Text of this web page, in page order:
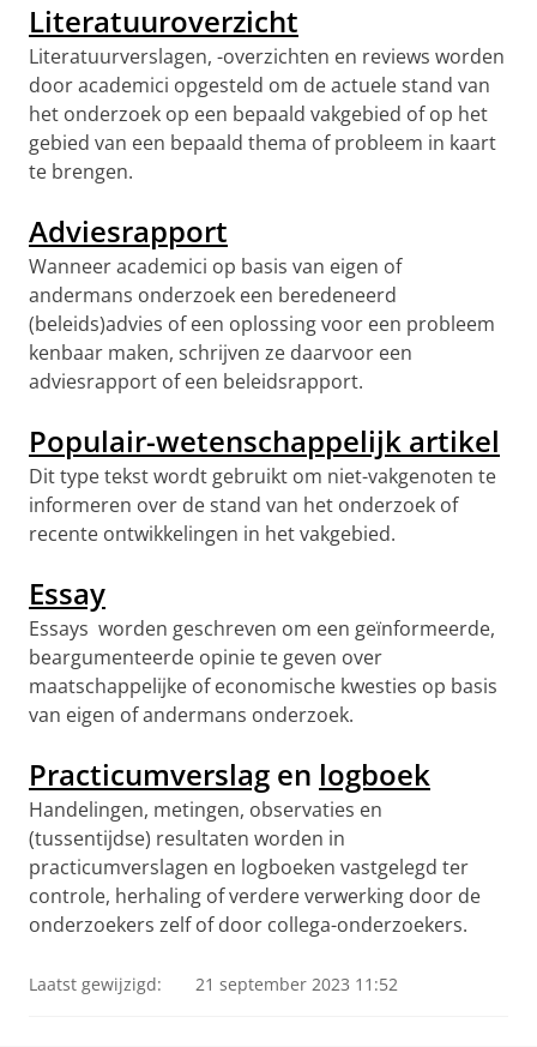
Literatuuroverzicht
Literatuurverslagen, -overzichten en reviews worden
door academici opgesteld om de actuele stand van
het onderzoek op een bepaald vakgebied of op het
gebied van een bepaald thema of probleem in kaart
te brengen.
Adviesrapport
Wanneer academici op basis van eigen of
andermans onderzoek een beredeneerd
(beleids)advies of een oplossing voor een probleem
kenbaar maken, schrijven ze daarvoor een
adviesrapport of een beleidsrapport.
Populair-wetenschappelijk artikel
Dit type tekst wordt gebruikt om niet-vakgenoten te
informeren over de stand van het onderzoek of
recente ontwikkelingen in het vakgebied.
Essay
Essays worden geschreven om een geïnformeerde,
beargumenteerde opinie te geven over
maatschappelijke of economische kwesties op basis
van eigen of andermans onderzoek.
Practicumverslag en logboek
Handelingen, metingen, observaties en
(tussentijdse) resultaten worden in
practicumverslagen en logboeken vastgelegd ter
controle, herhaling of verdere verwerking door de
onderzoekers zelf of door collega-onderzoekers.
Laatst gewijzigd: 21 september 2023 11:52